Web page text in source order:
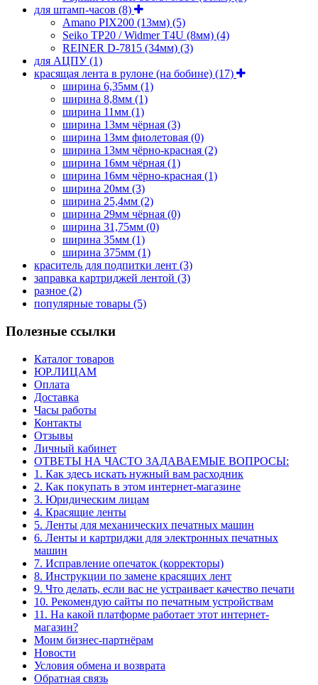
для штамп-часов (8)
Amano PIX200 (13мм) (5)
Seiko TP20 / Widmer T4U (8мм) (4)
REINER D-7815 (34мм) (3)
для АЦПУ(1)
красящая лента в рулоне (на бобине) (17)
ширина 6,35мм (1)
ширина 8,8мм (1)
ширина 11мм (1)
ширина 13мм чёрная (3)
ширина 13мм фиолетовая (0)
ширина 13мм чёрно-красная (2)
ширина 16мм чёрная (1)
ширина 16мм чёрно-красная (1)
ширина 20мм (3)
ширина 25,4мм (2)
ширина 29мм чёрная (0)
ширина 31,75мм (0)
ширина 35мм (1)
ширина 375мм (1)
краситель для подпитки лент (3)
заправка картриджей лентой (3)
разное (2)
популярные товары (5)
Полезные ссылки
Каталог товаров
ЮР.ЛИЦАМ
Оплата
Доставка
Часы работы
Контакты
Отзывы
Личный кабинет
ОТВЕТЫ НА ЧАСТО ЗАДАВАЕМЫЕ ВОПРОСЫ:
1. Как здесь искать нужный вам расходник
2. Как покупать в этом интернет-магазине
3. Юридическим лицам
4. Красящие ленты
5. Ленты для механических печатных машин
6. Ленты и картриджи для электронных печатных
машин
7. Исправление опечаток (корректоры)
8. Инструкции по замене красящих лент
9. Что делать, если вас не устраивает качество печати
10. Рекомендую сайты по печатным устройствам
11. На какой платформе работает этот интернет-
магазин?
Моим бизнес-партнёрам
Новости
Условия обмена и возврата
Обратная связь